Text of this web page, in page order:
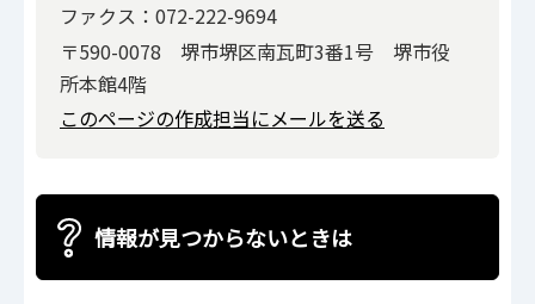
ファクス：072-222-9694
〒590-0078 堺市堺区南瓦町3番1号 堺市役
所本館4階
このページの作成担当にメールを送る
情報が見つからないときは